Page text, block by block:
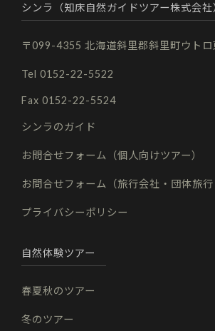
シンラ（知床自然ガイドツアー株式会社
〒099-4355 北海道斜里郡斜里町ウト
Tel 0152-22-5522
Fax 0152-22-5524
シンラのガイド
お問合せフォーム（個人向けツアー）
お問合せフォーム（旅行会社・団体旅行
プライバシーポリシー
自然体験ツアー
春夏秋のツアー
冬のツアー